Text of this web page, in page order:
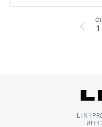
1
L-I-K-I
ИНН